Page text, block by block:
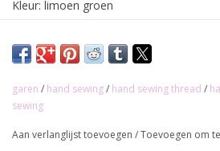
Kleur: limoen groen
Lengte: 91,4m
garen / hand sewing/ hand sewing thread /
sewing
Aan verlanglijst toevoegen /Toevoegen om